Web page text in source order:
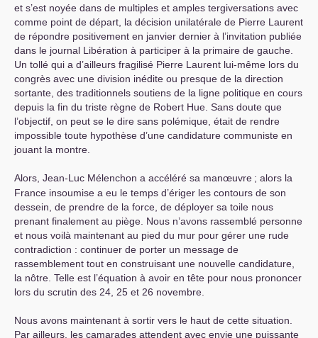
et s’est noyée dans de multiples et amples tergiversations avec
comme point de départ, la décision unilatérale de Pierre Laurent
de répondre positivement en janvier dernier à l’invitation publiée
dans le journal Libération à participer à la primaire de gauche.
Un tollé qui a d’ailleurs fragilisé Pierre Laurent lui-même lors du
congrès avec une division inédite ou presque de la direction
sortante, des traditionnels soutiens de la ligne politique en cours
depuis la fin du triste règne de Robert Hue. Sans doute que
l’objectif, on peut se le dire sans polémique, était de rendre
impossible toute hypothèse d’une candidature communiste en
jouant la montre.
Alors, Jean-Luc Mélenchon a accéléré sa manœuvre ; alors la
France insoumise a eu le temps d’ériger les contours de son
dessein, de prendre de la force, de déployer sa toile nous
prenant finalement au piège. Nous n’avons rassemblé personne
et nous voilà maintenant au pied du mur pour gérer une rude
contradiction : continuer de porter un message de
rassemblement tout en construisant une nouvelle candidature,
la nôtre. Telle est l’équation à avoir en tête pour nous prononcer
lors du scrutin des 24, 25 et 26 novembre.
Nous avons maintenant à sortir vers le haut de cette situation.
Par ailleurs, les camarades attendent avec envie une puissante